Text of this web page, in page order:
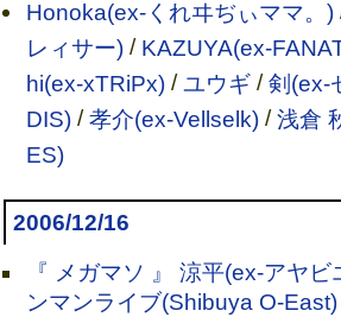
Honoka(ex-くれヰぢぃママ。)
レィサー)/ KAZUYA(ex-
hi(ex-xTRiPx)/ユウギ/剣(ex-
DIS)/孝介(ex-Vellselk)/浅倉
ES)
2006/12/16
『 メガマソ 』 涼平(ex-アヤ
ンマンライブ(Shibuya O-East)